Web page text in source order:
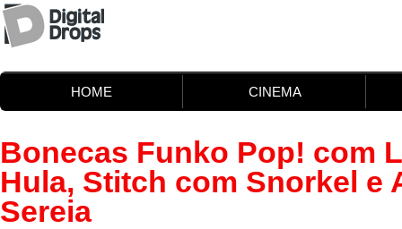
HOME CINEMA
Bonecas Funko Pop! com
Hula, Stitch com Snorkel e
Sereia